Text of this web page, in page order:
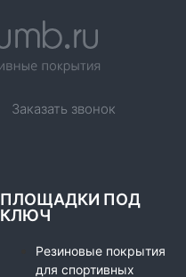
Заказать звонок
ПЛОЩАДКИ ПОД
КЛЮЧ
Резиновые покрытия
для спортивных